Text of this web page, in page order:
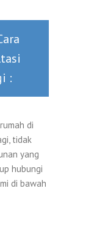
:
di
tidak
yang
hubungi
di bawah